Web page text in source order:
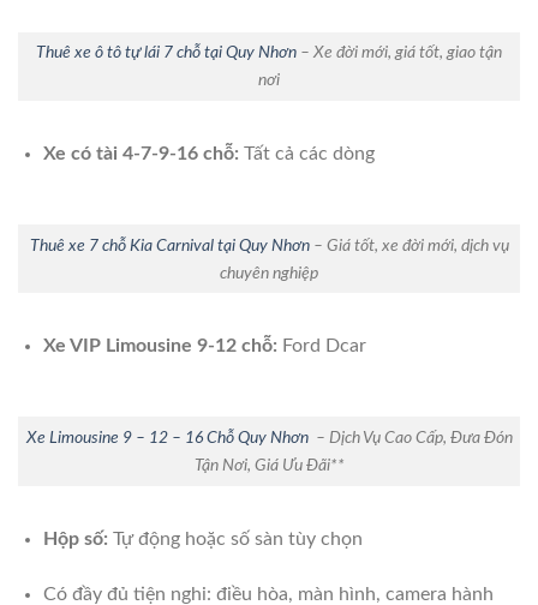
Thuê xe ô tô tự lái 7 chỗ tại Quy Nhơn – Xe đời mới, giá tốt, giao tận
nơi
Xe có tài 4-7-9-16 chỗ: Tất cả các dòng
Thuê xe 7 chỗ Kia Carnival tại Quy Nhơn– Giá tốt, xe đời mới, dịch vụ
chuyên nghiệp
Xe VIP Limousine 9-12 chỗ: Ford Dcar
Xe Limousine 9 – 12 – 16 Chỗ Quy Nhơn– Dịch Vụ Cao Cấp, Đưa Đón
Tận Nơi, Giá Ưu Đãi**
Hộp số: Tự động hoặc số sàn tùy chọn
Có đầy đủ tiện nghi: điều hòa, màn hình, camera hành